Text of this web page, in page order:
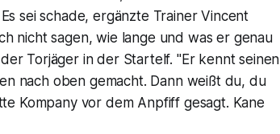
sei schade, ergänzte Trainer Vincent
nicht sagen, wie lange und was er genau
Torjäger in der Startelf. "Er kennt seinen
nach oben gemacht. Dann weißt du, du
Kompany vor dem Anpfiff gesagt. Kane